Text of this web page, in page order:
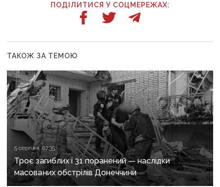
ПОДІЛИТИСЯ У СОЦМЕРЕЖАХ:
ТАКОЖ ЗА ТЕМОЮ
5 серпня, 07:35
Троє загиблих і 31 поранений — наслідки
масованих обстрілів Донеччини